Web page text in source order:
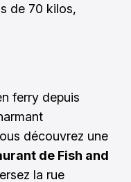
de 70 kilos,
ferry depuis
découvrez une
de Fish and
la rue